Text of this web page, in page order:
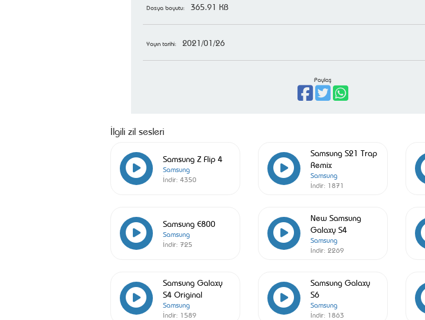
Dosya boyutu: 365.91 KB
Yayın tarihi: 2021/01/26
Paylaş
İlgili zil sesleri
Samsung Z Flip 4
Samsung
İndir: 4350
Samsung S21 Trap
Remix
Samsung
İndir: 1871
Samsung E800
Samsung
İndir: 725
New Samsung
Galaxy S4
Samsung
İndir: 2269
Samsung Galaxy
S4 Original
Samsung
İndir: 1589
Samsung Galaxy
S6
Samsung
İndir: 1863